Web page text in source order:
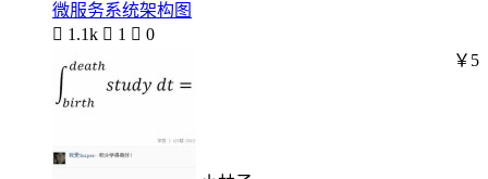
微服务系统架构图
 1.1k  1  0
￥5